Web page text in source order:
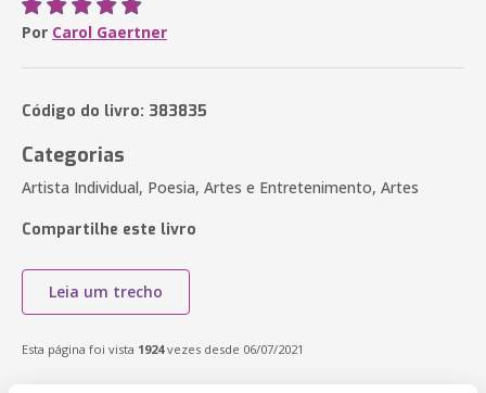
Por Carol Gaertner
Código do livro: 383835
Categorias
Artista Individual, Poesia, Artes e Entretenimento, Artes
Compartilhe este livro
Leia um trecho
Esta página foi vista 1924vezes desde 06/07/2021